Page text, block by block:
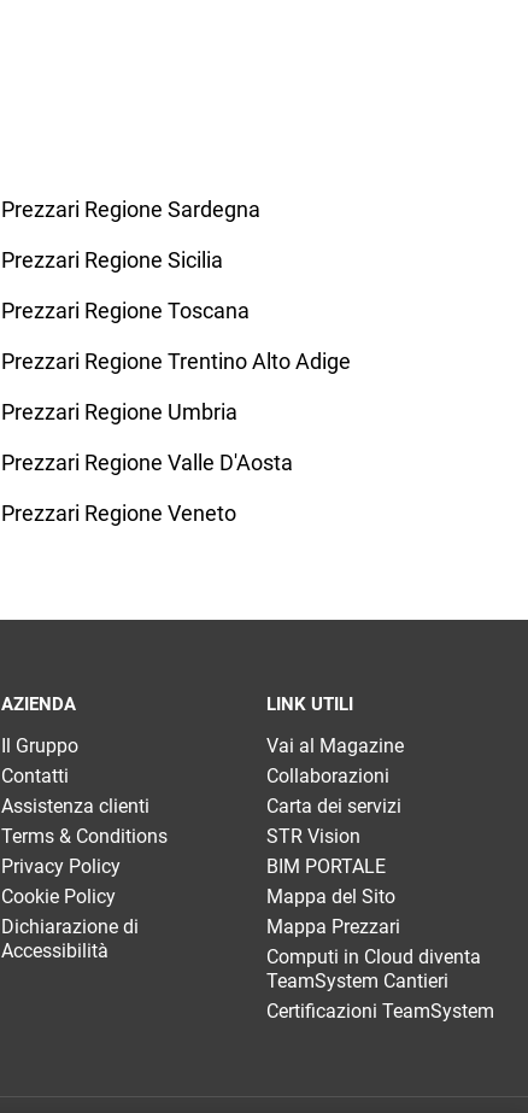
Prezzari Regione Sardegna
Prezzari Regione Sicilia
Prezzari Regione Toscana
Prezzari Regione Trentino Alto Adige
Prezzari Regione Umbria
Prezzari Regione Valle D'Aosta
Prezzari Regione Veneto
AZIENDA
Il Gruppo
Contatti
Assistenza clienti
Terms & Conditions
Privacy Policy
Cookie Policy
Dichiarazione di
Accessibilità
LINK UTILI
Vai al Magazine
Collaborazioni
Carta dei servizi
STR Vision
BIM PORTALE
Mappa del Sito
Mappa Prezzari
Computi in Cloud diventa
TeamSystem Cantieri
Certificazioni TeamSystem